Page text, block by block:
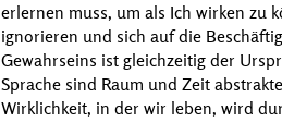
erlernen muss, um als Ich wirken zu
ignorieren und sich auf die
Gewahrseins ist gleichzeitig der
Sprache sind Raum und Zeit
Wirklichkeit, in der wir leben, wird